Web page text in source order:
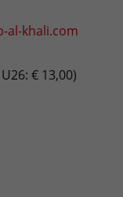
al-khali.com
€ 13,00)